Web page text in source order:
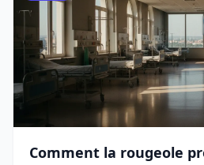
Comment la rougeole